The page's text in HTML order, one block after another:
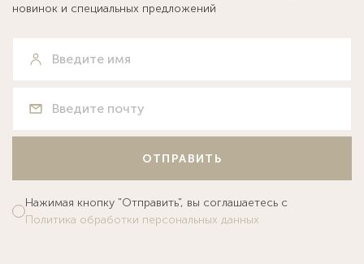
новинок и специальных предложений
ОТПРАВИТЬ
Нажимая кнопку "Отправить", вы соглашаетесь с
Политика обработки персональных данных